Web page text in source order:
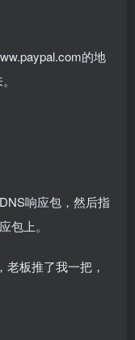
的地
响应包，然后指
包上。
老板推了我一把，